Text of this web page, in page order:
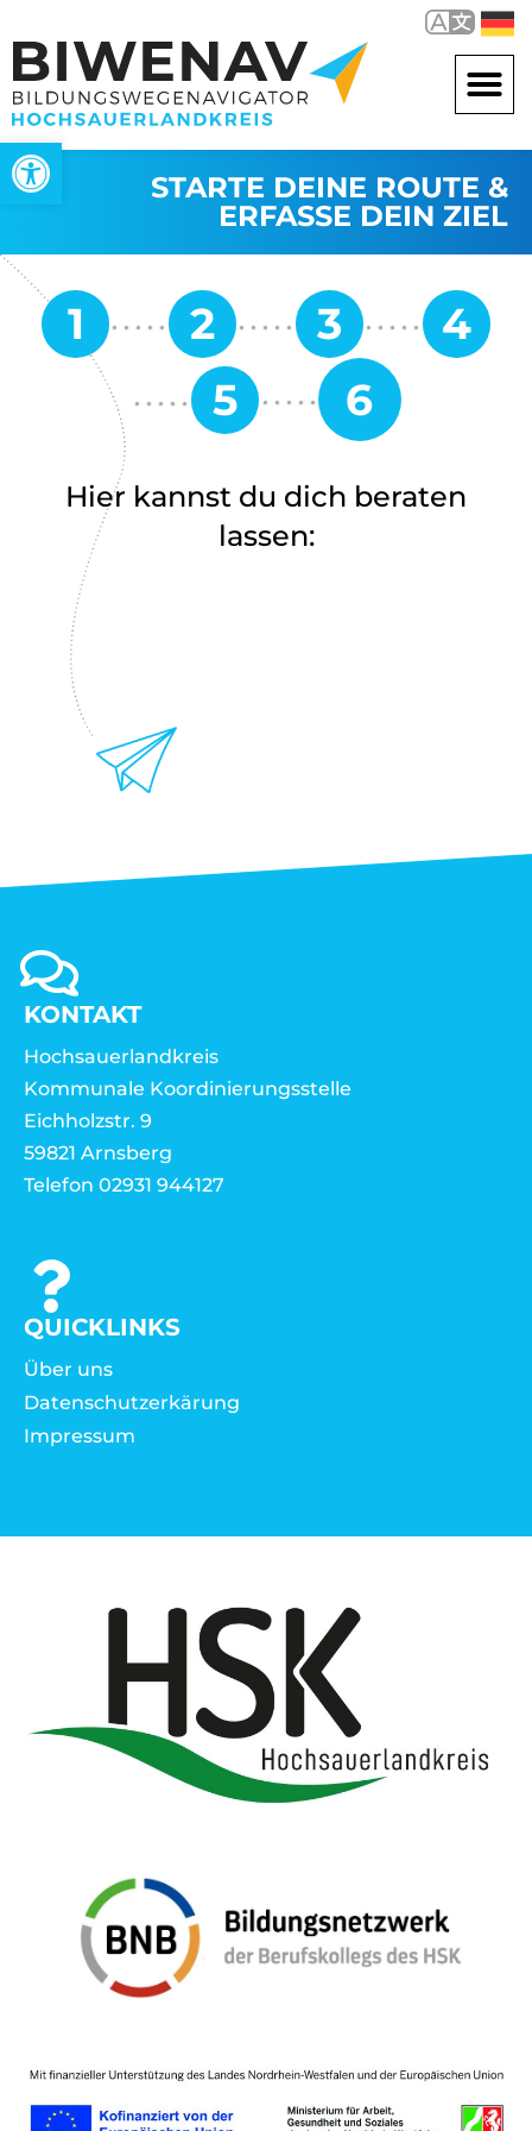
Werkzeugleiste öffnen
STARTE DEINE ROUTE &
ERFASSE DEIN ZIEL
Hier kannst du dich beraten
lassen:
KONTAKT
Hochsauerlandkreis
Kommunale Koordinierungsstelle
Eichholzstr. 9
59821 Arnsberg
Telefon 02931 944127
QUICKLINKS
Über uns
Datenschutzerkärung
Impressum